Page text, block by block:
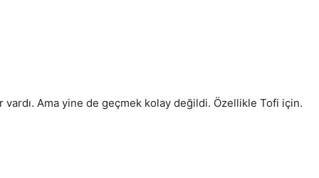
Ama yine de geçmek kolay değildi. Özellikle Tofi için.